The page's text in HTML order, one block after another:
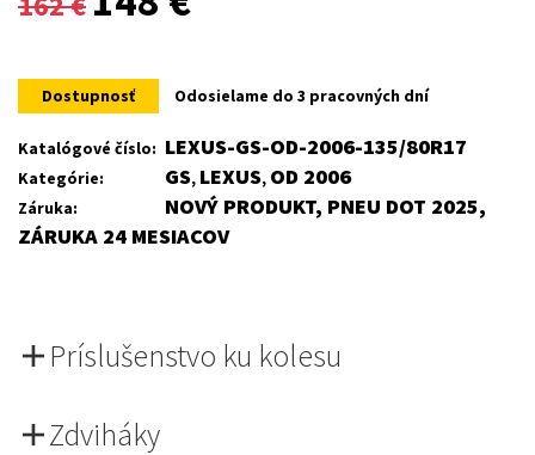
was:
162 €.
is:
148 €.
Dostupnosť Odosielame do 3 pracovných dní
Katalógové číslo: LEXUS-GS-OD-2006-135/80R17
Kategórie: GS, LEXUS, OD 2006
Záruka:
NOVÝ PRODUKT, PNEU DOT 2025,
ZÁRUKA 24 MESIACOV
Príslušenstvo ku kolesu
Zdviháky